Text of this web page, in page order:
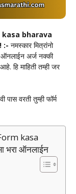
bharava
:- नमस्कार मित्रांनो
अर्ज नक्की
हि माहिती तम्ही जर
वरती तुम्ही फॉर्म
kasa
भरा ऑनलाईन